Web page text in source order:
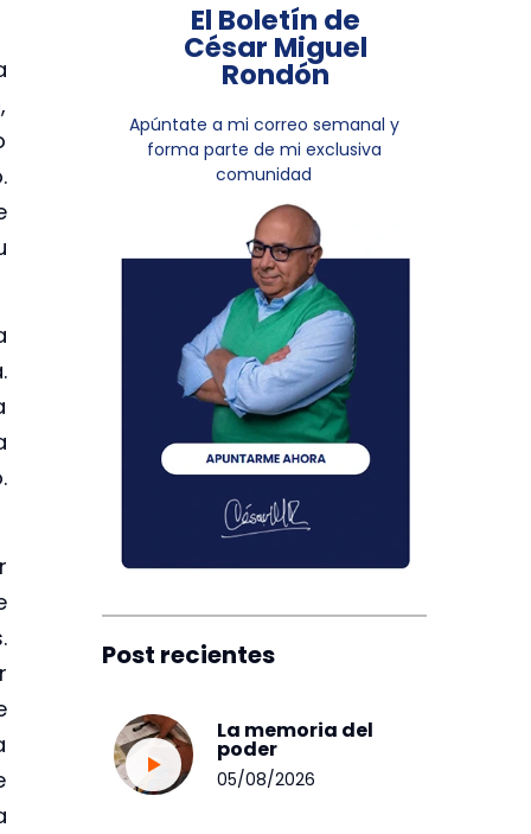
El Boletín de
César Miguel
Rondón
Apúntate a mi correo semanal y
forma parte de mi exclusiva
comunidad
Post recientes
La memoria del
poder
05/08/2026